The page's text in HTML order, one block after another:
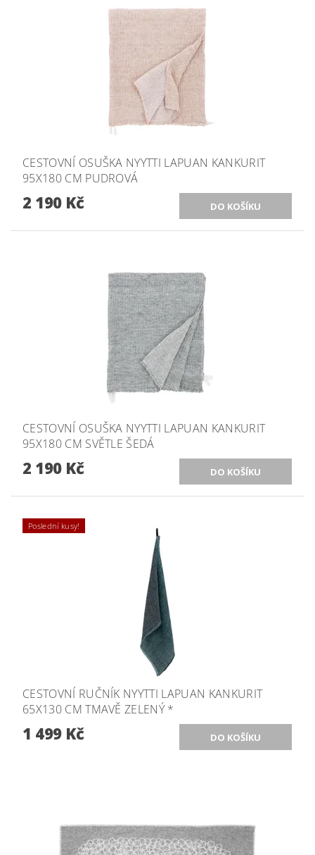
CESTOVNÍ OSUŠKA NYYTTI LAPUAN KANKURIT
95X180 CM PUDROVÁ
2 190 Kč
CESTOVNÍ OSUŠKA NYYTTI LAPUAN KANKURIT
95X180 CM SVĚTLE ŠEDÁ
2 190 Kč
Poslední kusy!
CESTOVNÍ RUČNÍK NYYTTI LAPUAN KANKURIT
65X130 CM TMAVĚ ZELENÝ *
1 499 Kč